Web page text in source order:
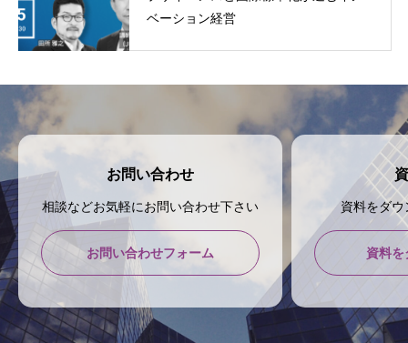
ベーション経営
お問い合わせ
相談などお気軽にお問い合わせ下さい
お問い合わせフォーム
資料をダ
資料を